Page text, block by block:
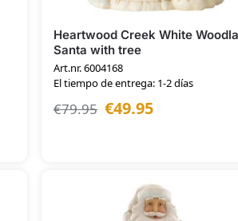
Heartwood Creek White
Santa with tree
Art.nr. 6004168
El tiempo de entrega: 1-2 días
€79.95 €49.95